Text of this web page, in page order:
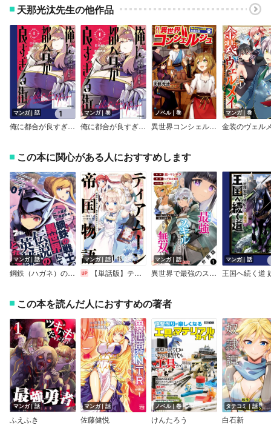
天那光汰先生の他作品
マンガ｜話
俺に都合が良すぎる街 ～支配者スキルで異世界ハーレム無双～【分冊版】
マンガ｜巻
俺に都合が良すぎる街 ～支配者スキルで異世界ハーレム無双～
ノベル｜巻
異世界コンシェルジュ～ねこのしっぽ亭営業日誌～
マンガ｜巻
この本に関心がある人におすすめします
マンガ｜話
鋼鉄（ハガネ）の戦士、異世界にて伝説の英雄となる
マンガ｜話
【単話版】ティアムーン帝国物語～断頭台から始まる、姫の転生逆転ストーリー～＠COMIC
マンガ｜話
異世界で最強のスキルを生み出せたので、ひたすら無双することにしました。～俺だけがステータスを勝手に操作～（コミック） 分冊版
マンガ｜話
この本を読んだ人におすすめの著者
マンガ｜話
ふえふき
マンガ｜話
佐藤健悦
ノベル｜巻
けんたろう
タテコミ｜話
白石新